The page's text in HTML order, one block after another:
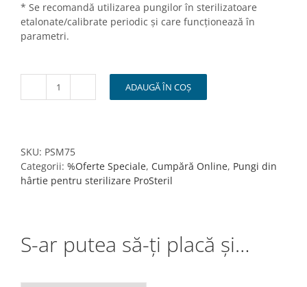
* Se recomandă utilizarea pungilor în sterilizatoare
etalonate/calibrate periodic și care funcționează în
parametri.
Cantitate
din
hârtie
maro
100
ADAUGĂ ÎN COȘ
SKU: PSM75
Categorii: %Oferte Speciale, Cumpără Online, Pungi din
hârtie pentru sterilizare ProSteril
S-ar putea să-ți placă și…